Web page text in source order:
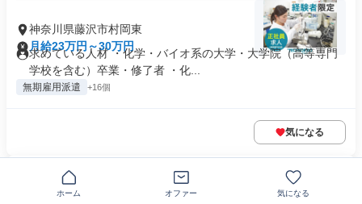
神奈川県藤沢市村岡東
月給23万円～30万円
求めている人材 ・化学・バイオ系の大学・大学院（高等専門
学校を含む）卒業・修了者 ・化...
無期雇用派遣 +16個
気になる
研究機関での実験設備・機材管理スタッフ
ホーム オファー 気になる